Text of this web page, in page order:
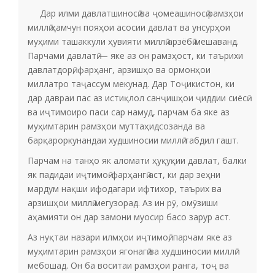
Дар илми давлатшиносӣ ва ҷомеашиносӣ рамзҳои
миллӣ ҳамчун пояҳои асосии давлат ва унсурҳои
муҳими ташаккули ҳувияти миллӣ арзёбӣ мешаванд.
Парчами давлатӣ — яке аз он рамзҳост, ки таърихи
давлатдорӣ, фарҳанг, арзишҳо ва ормонҳои
миллатро таҷассум мекунад. Дар Тоҷикистон, ки
дар давраи пас аз истиқлол санҷишҳои ҷиддии сиёсӣ
ва иҷтимоиро паси сар намуд, парчам ба яке аз
муҳимтарин рамзҳои муттаҳидсозанда ва
барқароркунандаи худшиносии миллӣ табдил гашт.
Парчам на танҳо як аломати ҳуқуқии давлат, балки
як падидаи иҷтимоӣ-фарҳангӣ аст, ки дар зеҳни
мардум нақши ифодагари ифтихор, таърих ва
арзишҳои миллӣ мегузорад. Аз ин рӯ, омӯзиши
аҳамияти он дар замони муосир басо зарур аст.
Аз нуқтаи назари илмҳои иҷтимоӣ, парчам яке аз
муҳимтарин рамзҳои ягонагӣ ва худшиносии миллӣ
мебошад. Он ба воситаи рамзҳои ранга, тоҷ ва